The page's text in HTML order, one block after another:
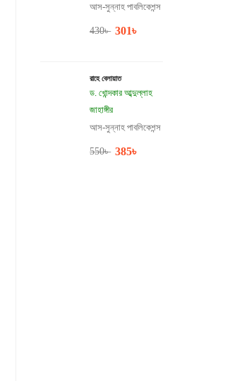
আস-সুন্নাহ পাবলিকেশন্স
430৳ 301৳
রাহে বেলায়াত
ড. খোন্দকার আব্দুল্লাহ
জাহাঙ্গীর
আস-সুন্নাহ পাবলিকেশন্স
550৳ 385৳